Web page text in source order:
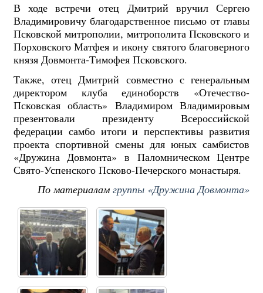
В ходе встречи отец Дмитрий вручил Сергею
Владимировичу благодарственное письмо от главы
Псковской митрополии, митрополита Псковского и
Порховского Матфея и икону святого благоверного
князя Довмонта-Тимофея Псковского.
Также, отец Дмитрий совместно с генеральным
директором клуба единоборств «Отечество-
Псковская область» Владимиром Владимировым
презентовали президенту Всероссийской
федерации самбо итоги и перспективы развития
проекта спортивной смены для юных самбистов
«Дружина Довмонта» в Паломническом Центре
Свято-Успенского Псково-Печерского монастыря.
По материаламгруппы «Дружина Довмонта»